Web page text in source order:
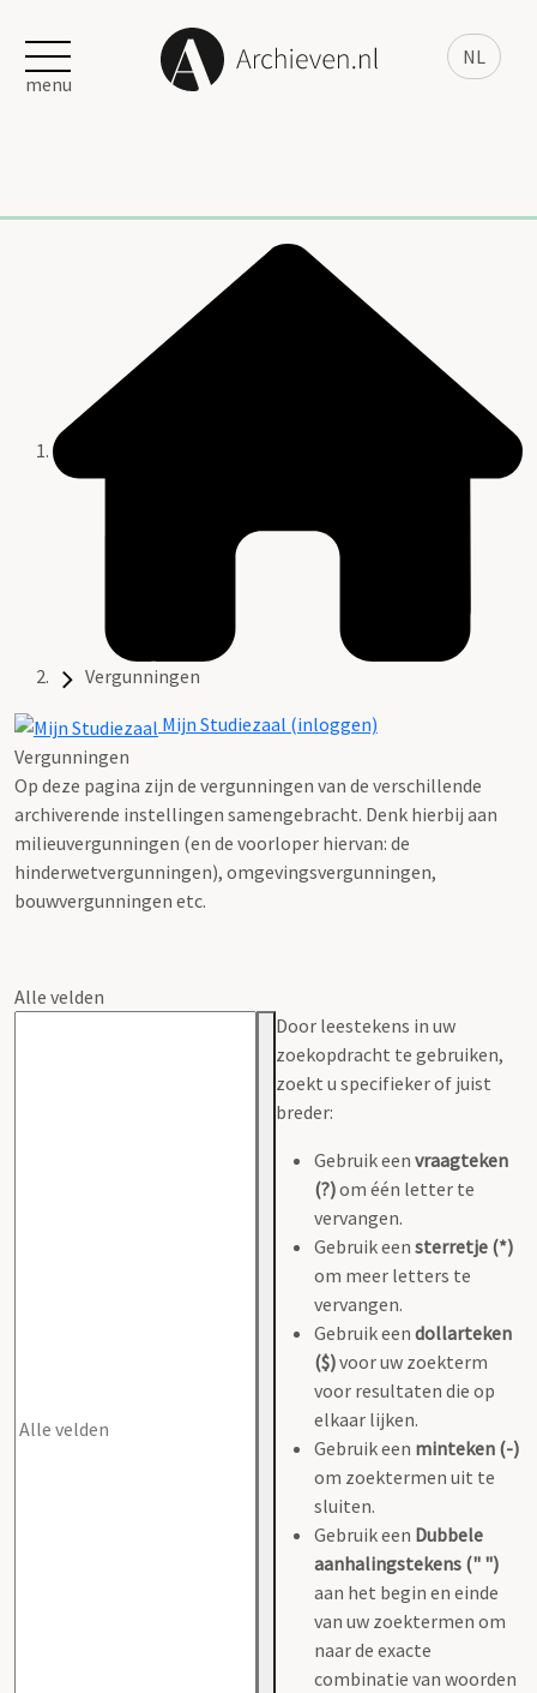
NL
menu
Vergunningen
Mijn Studiezaal (inloggen)
Vergunningen
Op deze pagina zijn de vergunningen van de verschillende
archiverende instellingen samengebracht. Denk hierbij aan
milieuvergunningen (en de voorloper hiervan: de
hinderwetvergunningen), omgevingsvergunningen,
bouwvergunningen etc.
Alle velden
Door leestekens in uw
zoekopdracht te gebruiken,
zoekt u specifieker of juist
breder:
Gebruik een vraagteken
(?)om één letter te
vervangen.
Gebruik een sterretje (*)
om meer letters te
vervangen.
Gebruik een dollarteken
($)voor uw zoekterm
voor resultaten die op
elkaar lijken.
Gebruik een minteken (-)
om zoektermen uit te
sluiten.
Gebruik een Dubbele
aanhalingstekens (" ")
aan het begin en einde
van uw zoektermen om
naar de exacte
combinatie van woorden